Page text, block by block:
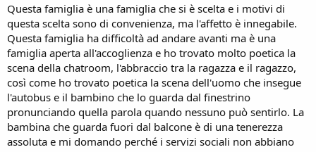
Questa famiglia è una famiglia che si è scelta e i motivi di
questa scelta sono di convenienza, ma l'affetto è innegabile.
Questa famiglia ha difficoltà ad andare avanti ma è una
famiglia aperta all'accoglienza e ho trovato molto poetica la
scena della chatroom, l'abbraccio tra la ragazza e il ragazzo,
così come ho trovato poetica la scena dell'uomo che insegue
l'autobus e il bambino che lo guarda dal finestrino
pronunciando quella parola quando nessuno può sentirlo. La
bambina che guarda fuori dal balcone è di una tenerezza
assoluta e mi domando perché i servizi sociali non abbiano